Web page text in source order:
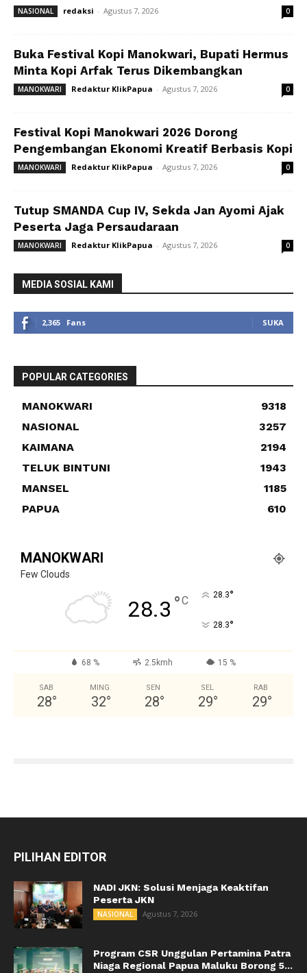
NASIONAL redaksi - Agustus 7, 2026 0
Buka Festival Kopi Manokwari, Bupati Hermus
Minta Kopi Arfak Terus Dikembangkan
MANOKWARI Redaktur KlikPapua - Agustus 7, 2026 0
Festival Kopi Manokwari 2026 Dorong
Pengembangan Ekonomi Kreatif Berbasis Kopi
MANOKWARI Redaktur KlikPapua - Agustus 7, 2026 0
Tutup SMANDA Cup IV, Sekda Jan Ayomi Ajak
Peserta Jaga Persaudaraan
MANOKWARI Redaktur KlikPapua - Agustus 7, 2026 0
MEDIA SOSIAL KAMI
2,365 Fans SUKA
POPULAR CATEGORIES
MANOKWARI
9318
NASIONAL
3257
KAIMANA
2194
TELUK BINTUNI
1943
MANSEL
1185
PAPUA
610
MANOKWARI
Few Clouds
28.3 °C 28.3°
28.3°
68 % 2.5kmh 15 %
SAB
28°
MING
32°
SEN
28°
SEL
29°
RAB
29°
PILIHAN EDITOR
NADI JKN: Solusi Menjaga Keaktifan
Peserta JKN
NASIONAL Agustus 7, 2026
Program CSR Unggulan Pertamina Patra
Niaga Regional Papua Maluku Borong 5...